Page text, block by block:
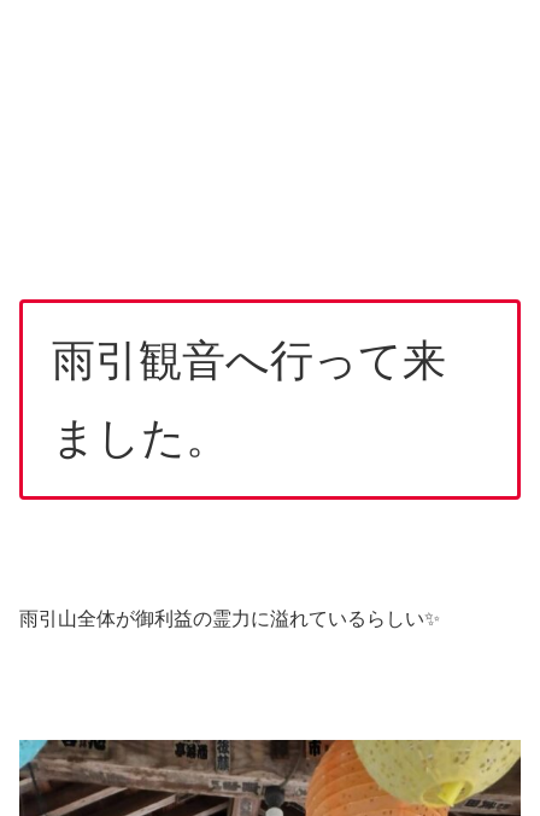
雨引観音へ行って来
ました。
雨引山全体が御利益の霊力に溢れているらしい✨